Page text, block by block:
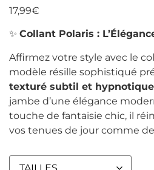
17,99€
✨ Collant Polaris :
Affirmez votre style avec le
modèle résille sophistiqué
texturé subtil et hypnotique
jambe d’une élégance
touche de fantaisie chic, il
vos tenues de jour comme